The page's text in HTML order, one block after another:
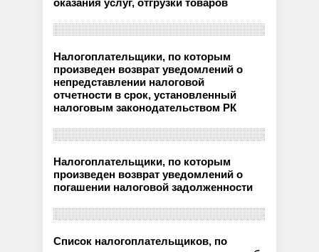
оказания услуг, отгрузки товаров
Налогоплательщики, по которым
произведен возврат уведомлений о
непредставлении налоговой
отчетности в срок, установленный
налоговым законодательством РК
Налогоплательщики, по которым
произведен возврат уведомлений о
погашении налоговой задолженности
Список налогоплательщиков, по